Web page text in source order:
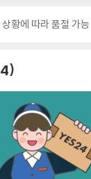
황에 따라 품절 가능
4